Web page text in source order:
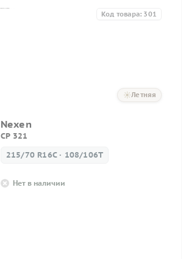
Летняя
Код товара: 301
Nexen
CP 321
215/70 R16C · 108/106T
Нет в наличии